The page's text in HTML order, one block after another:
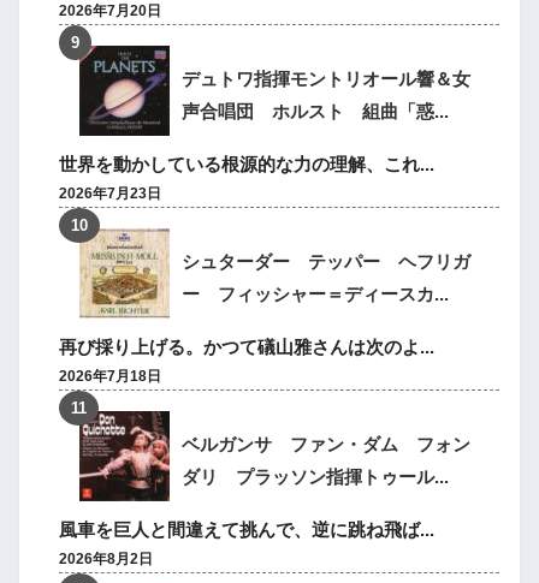
2026年7月20日
デュトワ指揮モントリオール響＆女
声合唱団 ホルスト 組曲「惑...
世界を動かしている根源的な力の理解、これ...
2026年7月23日
シュターダー テッパー ヘフリガ
ー フィッシャー＝ディースカ...
再び採り上げる。かつて礒山雅さんは次のよ...
2026年7月18日
ベルガンサ ファン・ダム フォン
ダリ プラッソン指揮トゥール...
風車を巨人と間違えて挑んで、逆に跳ね飛ば...
2026年8月2日